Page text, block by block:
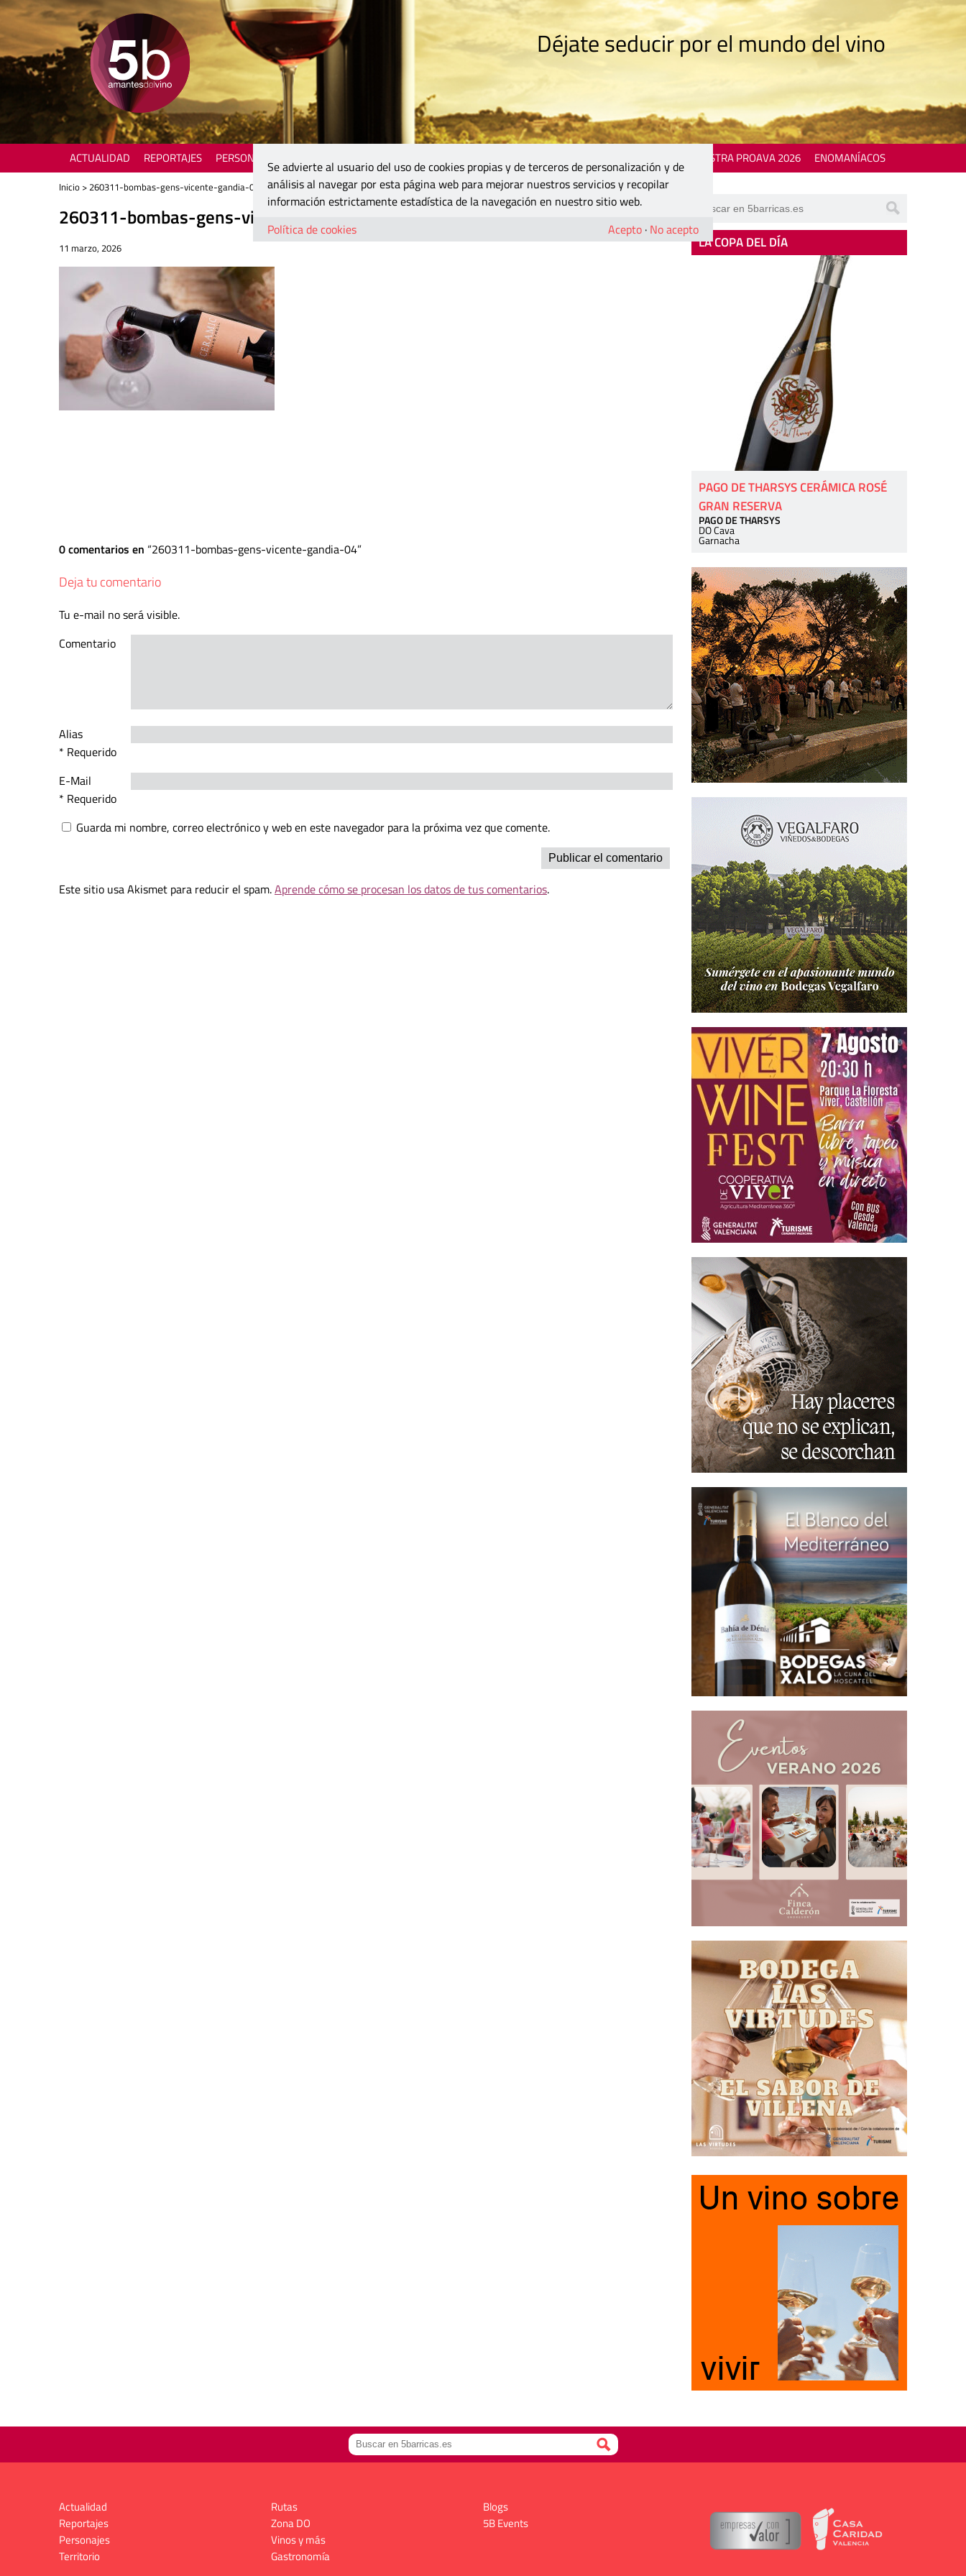
Déjate seducir por el mundo del vino
ACTUALIDAD REPORTAJES PERSONAJES MOSTRA PROAVA 2026 ENOMANÍACOS
Inicio > 260311-bombas-gens-vicente-gandia-04
260311-bombas-gens-vicente-gandia-04
11 marzo, 2026
0 comentarios en 260311-bombas-gens-vicente-gandia-04
Deja tu comentario
Tu e-mail no será visible.
Comentario
Alias
* Requerido
E-Mail
* Requerido
Guarda mi nombre, correo electrónico y web en este navegador para la próxima vez que comente.
Este sitio usa Akismet para reducir el spam.Aprende cómo se procesan los datos de tus comentarios.
LA COPA DEL DÍA
PAGO DE THARSYS CERÁMICA ROSÉ
GRAN RESERVA
PAGO DE THARSYS
DO Cava
Garnacha
Actualidad
Reportajes
Personajes
Territorio
Rutas
Zona DO
Vinos y más
Gastronomía
Blogs
5B Events
Se advierte al usuario del uso de cookies propias y de terceros de personalización y de
análisis al navegar por esta página web para mejorar nuestros servicios y recopilar
información estrictamente estadística de la navegación en nuestro sitio web.
Política de cookies
Acepto · No acepto